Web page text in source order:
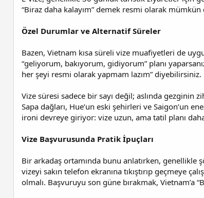
“Biraz daha kalayım” demek resmi olarak
Özel Durumlar ve Alternatif Süreler
Bazen, Vietnam kısa süreli vize muafiyetleri de
“geliyorum, bakıyorum, gidiyorum” planı
her şeyi resmi olarak yapmam lazım” diyebilirsiniz.
Vize süresi sadece bir sayı değil; aslında gezginin
Sapa dağları, Hue’un eski şehirleri ve Saigon’un
ironi devreye giriyor: vize uzun, ama tatil planı
Vize Başvurusunda Pratik İpuçları
Bir arkadaş ortamında bunu anlatırken,
vizeyi sakın telefon ekranına tıkıştırıp geçmeye
olmalı. Başvuruyu son güne bırakmak,